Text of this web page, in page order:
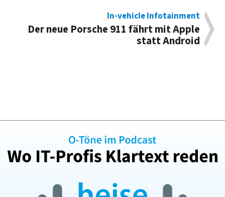
In-vehicle Infotainment
Der neue Porsche 911 fährt mit Apple
statt Android